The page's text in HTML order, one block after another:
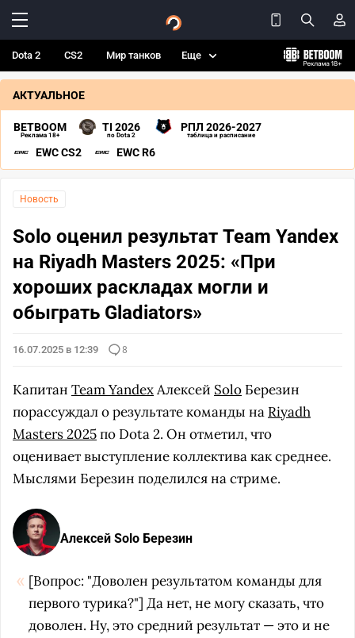
Dota 2 CS2 Мир танков Еще
АКТУАЛЬНОЕ
BETBOOM
Реклама 18+
TI 2026
по Dota 2
РПЛ 2026-2027
таблица и расписание
EWC CS2 EWC R6
Новость
Solo оценил результат Team Yandex
на Riyadh Masters 2025: «При
хороших раскладах могли и
обыграть Gladiators»
16.07.2025 в 12:39 8
Капитан Team YandexАлексей Solo Березин
порассуждал о результате команды на Riyadh
Masters 2025по Dota 2. Он отметил, что
оценивает выступление коллектива как среднее.
Мыслями Березин поделился на стриме.
Алексей Solo Березин
[Вопрос: "Доволен результатом команды для
первого турика?"] Да нет, не могу сказать, что
доволен. Ну, это средний результат — это и не